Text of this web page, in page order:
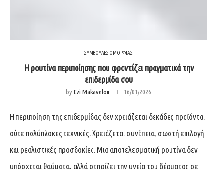
ΣΥΜΒΟΥΛΕΣ ΟΜΟΡΦΙΑΣ
Η ρουτίνα περιποίησης που φροντίζει πραγματικά την
επιδερμίδα σου
byEvi Makavelou 16/01/2026
Η περιποίηση της επιδερμίδας δεν χρειάζεται δεκάδες προϊόντα.
ούτε πολύπλοκες τεχνικές. Χρειάζεται συνέπεια, σωστή επιλογή
και ρεαλιστικές προσδοκίες. Μια αποτελεσματική ρουτίνα δεν
υπόσχεται θαύματα, αλλά στηρίζει την υγεία του δέρματος σε